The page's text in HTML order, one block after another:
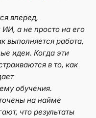
вперед,
а не просто на его
выполняется работа,
идеи. Когда эти
в то, как
обучения.
на найме
что результаты